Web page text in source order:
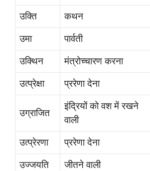
उक्ति
कथन
उमा
पार्वती
उक्थिन
मंत्रोच्चारण करना
उत्प्रेक्षा
प्ररेणा देना
उग्राजित
इंद्रियों को वश में रखने
वाली
उत्प्रेरणा प्ररेणा देना
उज्जयति
जीतने वाली